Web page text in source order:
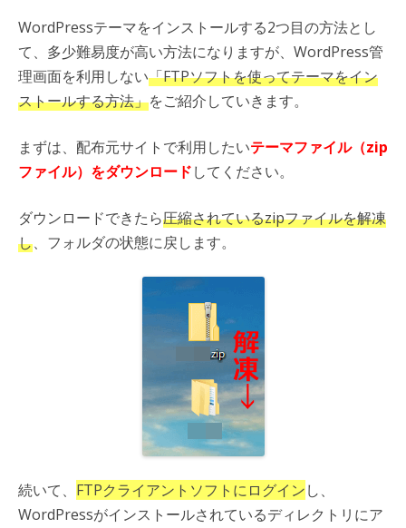
WordPressテーマをインストールする2つ目の方法とし
て、多少難易度が高い方法になりますが、WordPress管
理画面を利用しない「FTPソフトを使ってテーマをイン
ストールする方法」をご紹介していきます。
まずは、配布元サイトで利用したいテーマファイル（zip
ファイル）をダウンロードしてください。
ダウンロードできたら圧縮されているzipファイルを解凍
し、フォルダの状態に戻します。
続いて、 FTPクライアントソフトにログインし、
WordPressがインストールされているディレクトリにア